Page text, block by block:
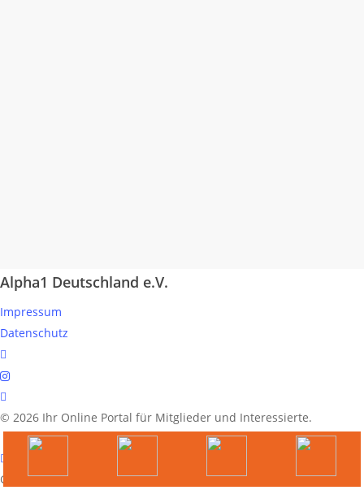
Alpha1 Deutschland e.V.
Impressum
Datenschutz
linkedin
instagram
spotify
© 2026 Ihr Online Portal für Mitglieder und Interessierte.
German